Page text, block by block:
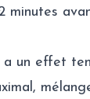
minutes
un effet